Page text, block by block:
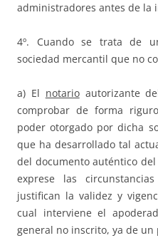
administradores antes de la
4º. Cuando se trata de
sociedad mercantil que no
a) El notarioautorizante
comprobar de forma
poder otorgado por dicha
que ha desarrollado tal
del documento auténtico
exprese las
justifican la validez y
cual interviene el
general no inscrito, ya de un